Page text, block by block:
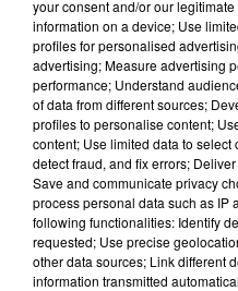
your consent and/or our
information on a device; Use
profiles for personalised
advertising; Measure advertising
performance; Understand
of data from different sources;
profiles to personalise content;
content; Use limited data to select
detect fraud, and fix errors;
Save and communicate privacy
process personal data such as IP
following functionalities: Identify
requested; Use precise
other data sources; Link different
information transmitted